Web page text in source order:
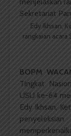
Edy Ikhsan,
rangkaian
BOPM
Tingkat
USU ke-64
Edy Ikhsan,